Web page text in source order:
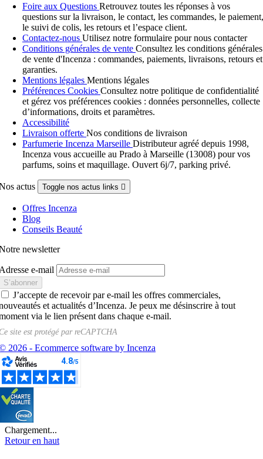
Foire aux Questions Retrouvez toutes les réponses à vos
questions sur la livraison, le contact, les commandes, le paiement,
le suivi de colis, les retours et l’espace client.
Contactez-nous Utilisez notre formulaire pour nous contacter
Conditions générales de vente Consultez les conditions générales
de vente d'Incenza : commandes, paiements, livraisons, retours et
garanties.
Mentions légales Mentions légales
Préférences Cookies Consultez notre politique de confidentialité
et gérez vos préférences cookies : données personnelles, collecte
d’informations, droits et paramètres.
Accessibilité
Livraison offerte Nos conditions de livraison
Parfumerie Incenza Marseille Distributeur agréé depuis 1998,
Incenza vous accueille au Prado à Marseille (13008) pour vos
parfums, soins et maquillage. Ouvert 6j/7, parking privé.
actus Toggle nos actus links 
Offres Incenza
Blog
Conseils Beauté
newsletter
e-mail
J’accepte de recevoir par e-mail les offres commerciales,
et actualités d’Incenza. Je peux me désinscrire à tout
via le lien présent dans chaque e-mail.
site est protégé parreCAPTCHA
2026 - Ecommerce software by Incenza
Chargement...
Retour en haut